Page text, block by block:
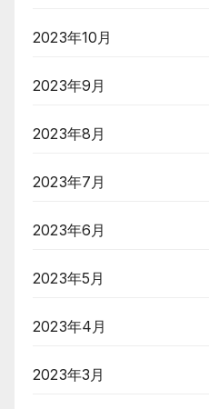
2023年10月
2023年9月
2023年8月
2023年7月
2023年6月
2023年5月
2023年4月
2023年3月